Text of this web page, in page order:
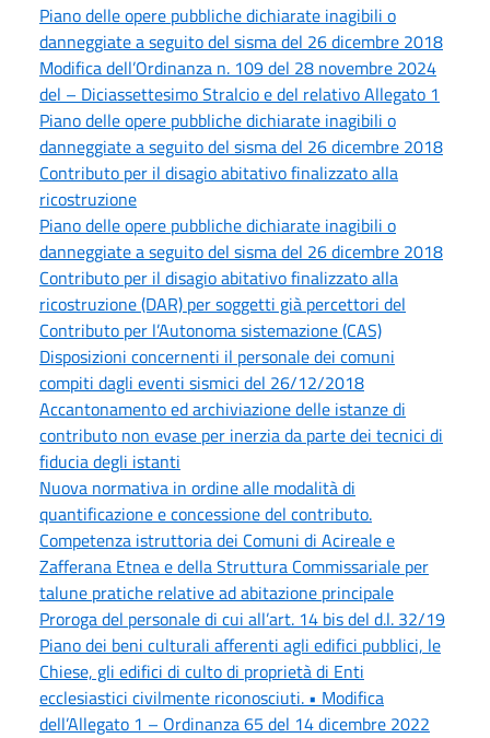
Piano delle opere pubbliche dichiarate inagibili o
danneggiate a seguito del sisma del 26 dicembre 2018
Modifica dell’Ordinanza n. 109 del 28 novembre 2024
del – Diciassettesimo Stralcio e del relativo Allegato 1
Piano delle opere pubbliche dichiarate inagibili o
danneggiate a seguito del sisma del 26 dicembre 2018
Contributo per il disagio abitativo finalizzato alla
ricostruzione
Piano delle opere pubbliche dichiarate inagibili o
danneggiate a seguito del sisma del 26 dicembre 2018
Contributo per il disagio abitativo finalizzato alla
ricostruzione (DAR) per soggetti già percettori del
Contributo per l’Autonoma sistemazione (CAS)
Disposizioni concernenti il personale dei comuni
compiti dagli eventi sismici del 26/12/2018
Accantonamento ed archiviazione delle istanze di
contributo non evase per inerzia da parte dei tecnici di
fiducia degli istanti
Nuova normativa in ordine alle modalità di
quantificazione e concessione del contributo.
Competenza istruttoria dei Comuni di Acireale e
Zafferana Etnea e della Struttura Commissariale per
talune pratiche relative ad abitazione principale
Proroga del personale di cui all’art. 14 bis del d.l. 32/19
Piano dei beni culturali afferenti agli edifici pubblici, le
Chiese, gli edifici di culto di proprietà di Enti
ecclesiastici civilmente riconosciuti. • Modifica
dell’Allegato 1 – Ordinanza 65 del 14 dicembre 2022